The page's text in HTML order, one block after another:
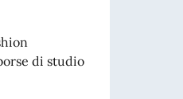
di studio